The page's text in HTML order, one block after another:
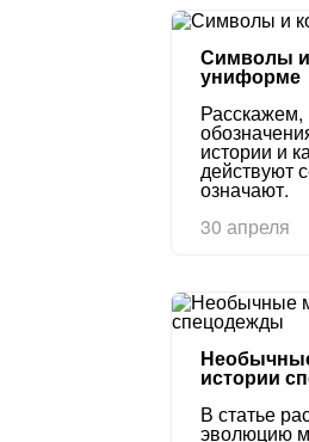
Символы
униформе
Расскажем,
истории и
действуют
означают.
30 апреля
истории
В статье
эволюцию